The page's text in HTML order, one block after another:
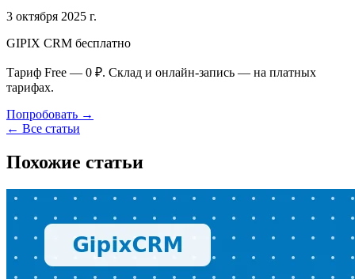
3 октября 2025 г.
GIPIX CRM бесплатно
Тариф Free — 0 ₽. Склад и онлайн-запись — на платных
тарифах.
Попробовать →
← Все статьи
Похожие статьи